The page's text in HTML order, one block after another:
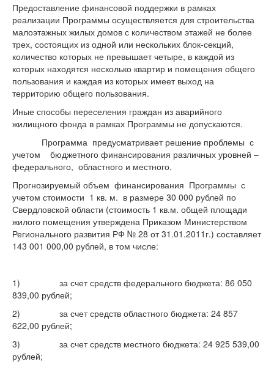
Предоставление финансовой поддержки в рамках
реализации Программы осуществляется для строительства
малоэтажных жилых домов с количеством этажей не более
трех, состоящих из одной или нескольких блок-секций,
количество которых не превышает четыре, в каждой из
которых находятся несколько квартир и помещения общего
пользования и каждая из которых имеет выход на
территорию общего пользования.
Иные способы переселения граждан из аварийного
жилищного фонда в рамках Программы не допускаются.
Программа предусматривает решение проблемы с
учетом бюджетного финансирования различных уровней –
федерального, областного и местного.
Прогнозируемый объем финансирования Программы с
учетом стоимости 1 кв. м. в размере 30 000 рублей по
Свердловской области (стоимость 1 кв.м. общей площади
жилого помещения утверждена Приказом Министерством
Регионального развития РФ № 28 от 31.01.2011г.) составляет
143 001 000,00 рублей, в том числе:
1) за счет средств федерального бюджета: 86 050
839,00 рублей;
2) за счет средств областного бюджета: 24 857
622,00 рублей;
3) за счет средств местного бюджета: 24 925 539,00
рублей;